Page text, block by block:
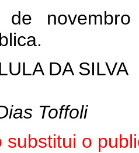
novembro
DA SILVA
Toffoli
substitui o